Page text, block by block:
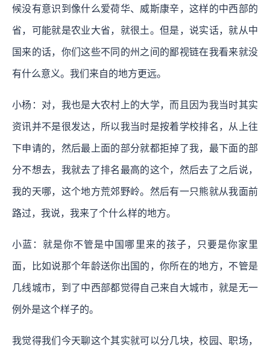
候没有意识到像什么爱荷华、威斯康辛，这样的中西部的
省，可能就是农业大省，就很土。但是，说实话，就从中
国来的话，你们这些不同的州之间的鄙视链在我看来就没
有什么意义。我们来自的地方更远。
小杨：对，我也是大农村上的大学，而且因为我当时其实
资讯并不是很发达，所以我当时是按着学校排名，从上往
下申请的，然后最上面的部分就都拒掉了我，最下面的部
分不想去，我就去了排名最高的这个，然后去了之后说，
我的天哪，这个地方荒郊野岭。然后有一只熊就从我面前
路过，我说，我来了个什么样的地方。
小蓝：就是你不管是中国哪里来的孩子，只要是你家里
面，比如说那个年龄送你出国的，你所在的地方，不管是
几线城市，到了中西部都觉得自己来自大城市，就是无一
例外是这个样子的。
我觉得我们今天聊这个其实就可以分几块，校园、职场，